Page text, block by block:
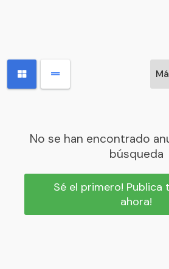
No se han encontrado
búsqueda
Sé el primero! Publica
ahora!